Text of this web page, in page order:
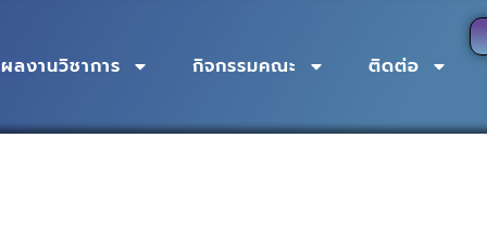
ผลงานวิชาการ กิจกรรมคณะ ติดต่อ